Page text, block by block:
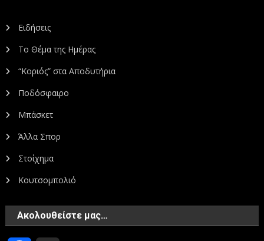
Ειδήσεις
Το Θέμα της Ημέρας
“Κοριός” στα Αποδυτήρια
Ποδόσφαιρο
Μπάσκετ
Άλλα Σπορ
Στοίχημα
Κουτσομπολιό
Ακολουθείστε μας…